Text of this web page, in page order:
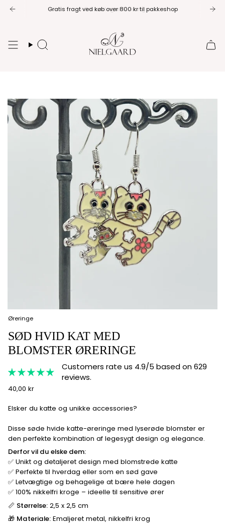
Spring
Gratis fragt ved køb over 800 kr til pakkeshop
Søg
Øreringe
SØD HVID KAT MED
BLOMSTER ØRERINGE
Customers rate us 4.9/5 based on 629
reviews.
40,00 kr
Elsker du katte og unikke accessories?
Disse søde hvide katte-øreringe med lyserøde blomster er
den perfekte kombination af legesygt design og elegance.
Derfor vil du elske dem:
✅ Unikt og detaljeret design med blomstrede katte
✅ Perfekte til hverdag eller som en sød gave
✅ Letvægtige og behagelige at bære hele dagen
✅ 100% nikkelfri kroge – ideelle til sensitive ører
📏 Størrelse: 2,5 x 2,5 cm
🎁 Materiale: Emaljeret metal, nikkelfri krog